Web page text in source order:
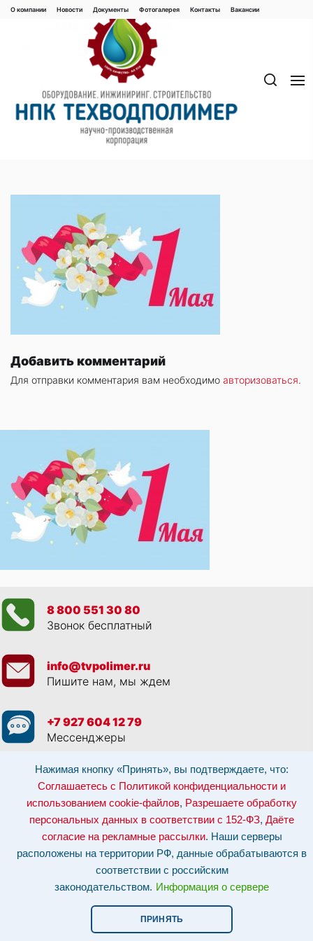
Нажимая кнопку «Принять», вы подтверждаете, что:
Соглашаетесь с Политикой конфиденциальности и
использованием cookie-файлов, Разрешаете обработку
персональных данных в соответствии с 152-ФЗ, Даёте
согласие на рекламные рассылки. Наши серверы
расположены на территории РФ, данные обрабатываются в
соответствии с российским
законодательством. Информация о сервере
ПРИНЯТЬ
Перейти
Добавить комментарий
Для отправки комментария вам необходимо авторизоваться.
О компании Новости Документы Фотогалерея Контaкты Вакaнсии
8 800 551 30 80
Звонок бесплатный
info@tvpolimer.ru
Пишите нам, мы ждем
+7 927 604 12 79
Мессенджеры
Просматривая данный веб сайт, и обращаясь к нам, вы:Соглашаетесь с
Политикой конфиденциальности и использованием cookie-файлов,
Разрешаете обработку персональных данных в соответствии с 152-ФЗ
Даёте согласие на рекламные рассылки.
Отозвать согласие на обработку персональных данных: по эл-почте:
info@tvpolimer.ru| по телефону8 800 551 30 80
Наши серверы расположены на территории РФ, данные обрабатываются в
соответствии с российским законодательством.Информация о сервере и
Сайт носит исключительно информационный характер и не является